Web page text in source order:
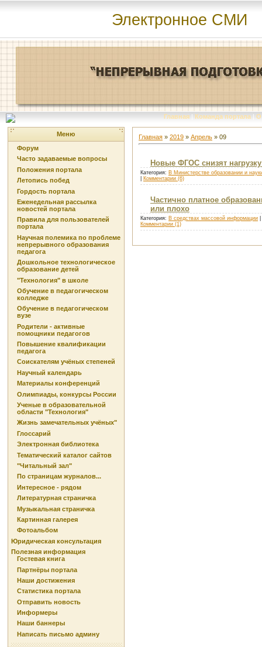
Электронное СМИ
Главная | Команда портала | О
Меню
Форум
Часто задаваемые вопросы
Положения портала
Летопись побед
Гордость портала
Еженедельная рассылка
новостей портала
Правила для пользователей
портала
Научная полемика по проблеме
непрерывного образования
педагога
Дошкольное технологическое
образование детей
"Технология" в школе
Обучение в педагогическом
колледже
Обучение в педагогическом
вузе
Родители - активные
помощники педагогов
Повышение квалификации
педагога
Соискателям учёных степеней
Научный календарь
Материалы конференций
Олимпиады, конкурсы России
Ученые в образовательной
области "Технология"
Жизнь замечательных учёных"
Глоссарий
Электронная библиотека
Тематический каталог сайтов
"Читальный зал"
По страницам журналов...
Интересное - рядом
Литературная страничка
Музыкальная страничка
Картинная галерея
Фотоальбом
Юридическая консультация
Полезная информация
Гостевая книга
Партнёры портала
Наши достижения
Статистика портала
Отправить новость
Информеры
Наши баннеры
Написать письмо админу
Главная » 2019 » Апрель » 09
Новые ФГОС снизят
Категория: В Министерстве образовании и
Комментарии (6)
Частично платное
или плохо
Категория: В средствах массовой информации
Комментарии (1)